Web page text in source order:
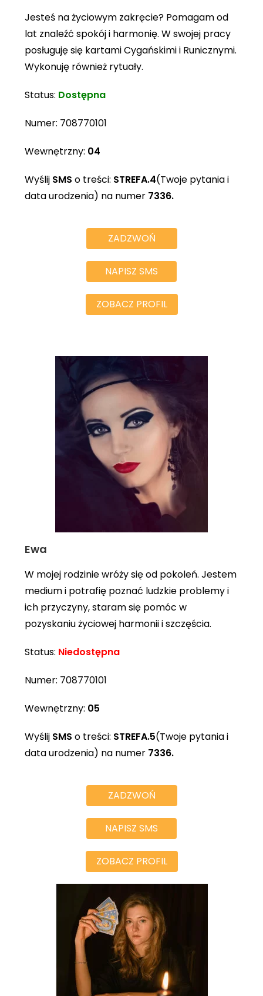
Jesteś na życiowym zakręcie? Pomagam od
lat znaleźć spokój i harmonię. W swojej pracy
posługuję się kartami Cygańskimi i Runicznymi.
Wykonuję również rytuały.
Status: Dostępna
Numer: 708770101
Wewnętrzny: 04
Wyślij SMS o treści: STREFA.4(Twoje pytania i
data urodzenia) na numer 7336.
ZADZWOŃ
NAPISZ SMS
ZOBACZ PROFIL
Ewa
W mojej rodzinie wróży się od pokoleń. Jestem
medium i potrafię poznać ludzkie problemy i
ich przyczyny, staram się pomóc w
pozyskaniu życiowej harmonii i szczęścia.
Status: Niedostępna
Numer: 708770101
Wewnętrzny: 05
Wyślij SMS o treści: STREFA.5(Twoje pytania i
data urodzenia) na numer 7336.
ZADZWOŃ
NAPISZ SMS
ZOBACZ PROFIL